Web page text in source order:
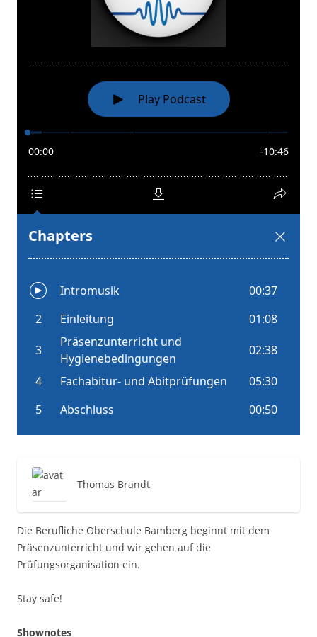
Thomas Brandt
Die Berufliche Oberschule Bamberg beginnt mit dem
Präsenzunterricht und wir gehen auf die
Prüfungsorganisation ein.
Stay safe!
Shownotes